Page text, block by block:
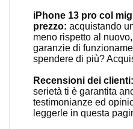
iPhone 13 pro col
prezzo: acquistando
meno rispetto al
garanzie di
spendere di più?
Recensioni dei clienti:
serietà ti è garantita
testimonianze ed
leggerle in questa